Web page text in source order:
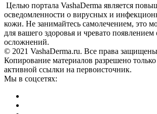
Целью портала VashaDerma является
осведомленности о вирусных и
кожи. Не занимайтесь самолечением, это
для вашего здоровья и чревато
осложнений.
© 2021 VashaDerma.ru. Все права
Копирование материалов разрешено
активной ссылки на первоисточник.
Мы в соцсетях: